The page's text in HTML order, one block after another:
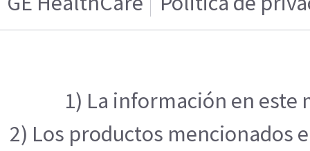
1) La información en
2) Los productos mencionados